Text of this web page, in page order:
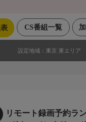
CS番組一覧
設定地域： 東京 東エリア
リモート録画予約ラ